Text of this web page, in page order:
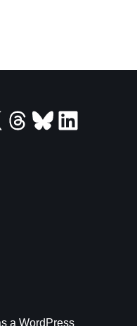
a WordPress